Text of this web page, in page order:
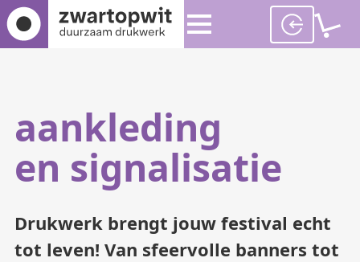
aankleding
en signalisatie
Drukwerk brengt jouw festival echt
tot leven! Van sfeervolle banners tot